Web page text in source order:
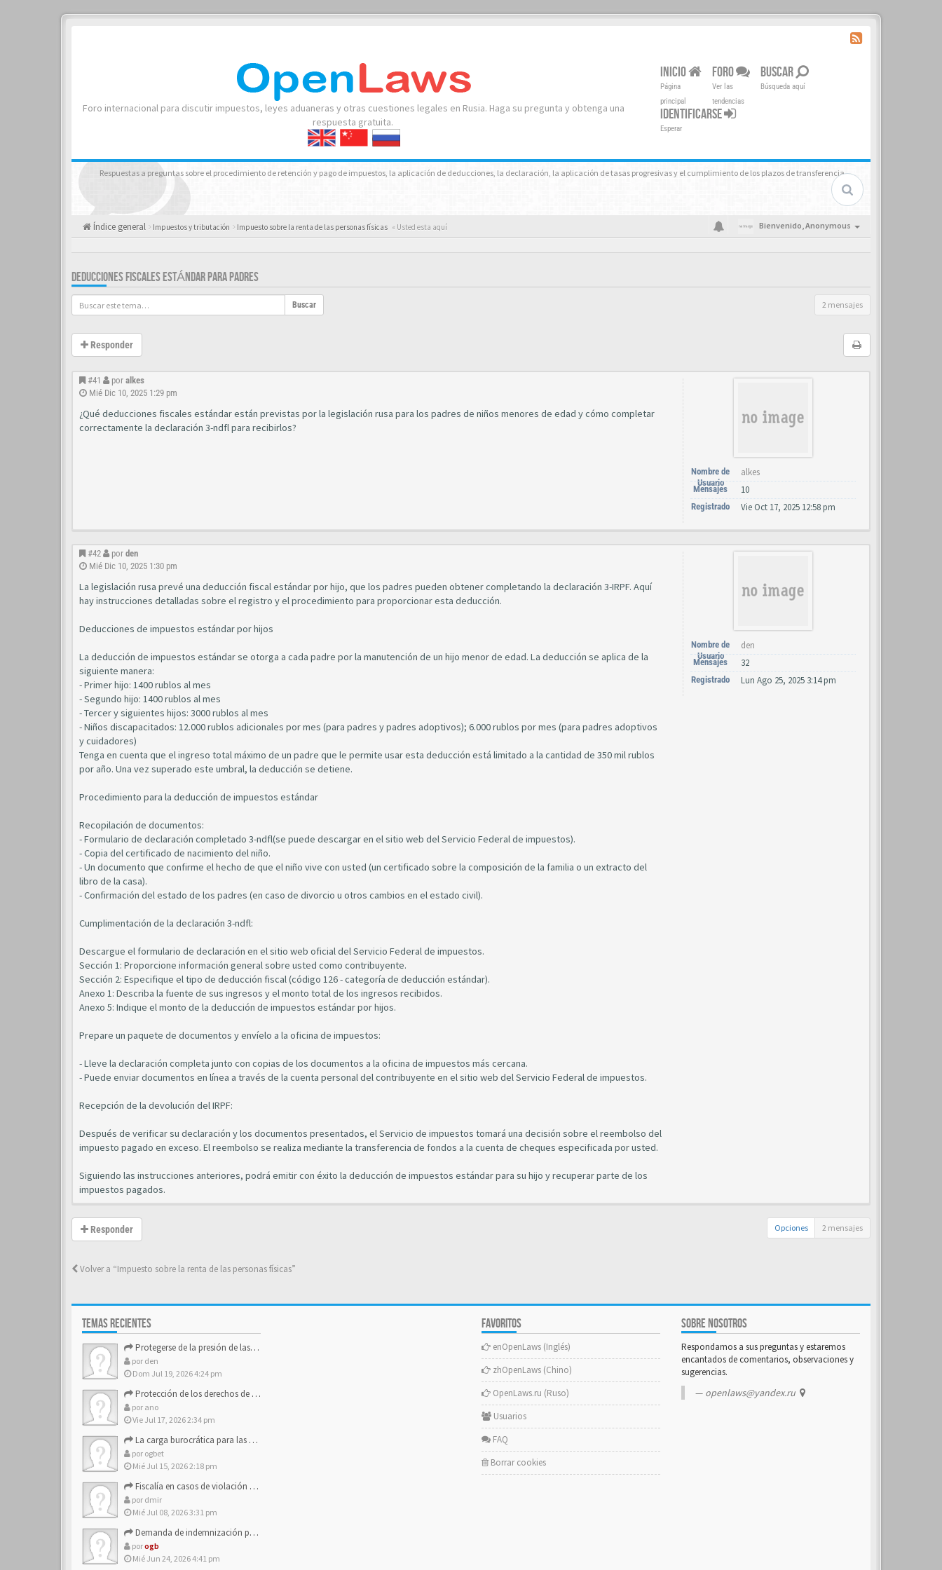
Foro internacional para discutir impuestos, leyes aduaneras y otras cuestiones legales en Rusia. Haga su pregunta y obtenga una
respuesta gratuita.
INICIO
Página
principal
FORO
Ver las
tendencias
BUSCAR
Búsqueda aquí
IDENTIFICARSE
Esperar
Respuestas a preguntas sobre el procedimiento de retención y pago de impuestos, la aplicación de deducciones, la declaración, la aplicación de tasas progresivas y el cumplimiento de los plazos de transferencia.
Índice general Impuestos y tributación Impuesto sobre la renta de las personas físicas « Usted esta aquí Bienvenido,Anonymous
DEDUCCIONES FISCALES ESTÁNDAR PARA PADRES
Buscar 2 mensajes
Responder
#41 por alkes
Mié Dic 10, 2025 1:29 pm
¿Qué deducciones fiscales estándar están previstas por la legislación rusa para los padres de niños menores de edad y cómo completar
correctamente la declaración 3-ndfl para recibirlos?
Nombre de
Usuario
alkes
Mensajes 10
Registrado Vie Oct 17, 2025 12:58 pm
#42 por den
Mié Dic 10, 2025 1:30 pm
La legislación rusa prevé una deducción fiscal estándar por hijo, que los padres pueden obtener completando la declaración 3-IRPF. Aquí
hay instrucciones detalladas sobre el registro y el procedimiento para proporcionar esta deducción.
Deducciones de impuestos estándar por hijos
La deducción de impuestos estándar se otorga a cada padre por la manutención de un hijo menor de edad. La deducción se aplica de la
siguiente manera:
- Primer hijo: 1400 rublos al mes
- Segundo hijo: 1400 rublos al mes
- Tercer y siguientes hijos: 3000 rublos al mes
- Niños discapacitados: 12.000 rublos adicionales por mes (para padres y padres adoptivos); 6.000 rublos por mes (para padres adoptivos
y cuidadores)
Tenga en cuenta que el ingreso total máximo de un padre que le permite usar esta deducción está limitado a la cantidad de 350 mil rublos
por año. Una vez superado este umbral, la deducción se detiene.
Procedimiento para la deducción de impuestos estándar
Recopilación de documentos:
- Formulario de declaración completado 3-ndfl(se puede descargar en el sitio web del Servicio Federal de impuestos).
- Copia del certificado de nacimiento del niño.
- Un documento que confirme el hecho de que el niño vive con usted (un certificado sobre la composición de la familia o un extracto del
libro de la casa).
- Confirmación del estado de los padres (en caso de divorcio u otros cambios en el estado civil).
Cumplimentación de la declaración 3-ndfl:
Descargue el formulario de declaración en el sitio web oficial del Servicio Federal de impuestos.
Sección 1: Proporcione información general sobre usted como contribuyente.
Sección 2: Especifique el tipo de deducción fiscal (código 126 - categoría de deducción estándar).
Anexo 1: Describa la fuente de sus ingresos y el monto total de los ingresos recibidos.
Anexo 5: Indique el monto de la deducción de impuestos estándar por hijos.
Prepare un paquete de documentos y envíelo a la oficina de impuestos:
- Lleve la declaración completa junto con copias de los documentos a la oficina de impuestos más cercana.
- Puede enviar documentos en línea a través de la cuenta personal del contribuyente en el sitio web del Servicio Federal de impuestos.
Recepción de la devolución del IRPF:
Después de verificar su declaración y los documentos presentados, el Servicio de impuestos tomará una decisión sobre el reembolso del
impuesto pagado en exceso. El reembolso se realiza mediante la transferencia de fondos a la cuenta de cheques especificada por usted.
Siguiendo las instrucciones anteriores, podrá emitir con éxito la deducción de impuestos estándar para su hijo y recuperar parte de los
impuestos pagados.
Nombre de
Usuario
den
Mensajes 32
Registrado Lun Ago 25, 2025 3:14 pm
Responder Opciones 2 mensajes
Volver a “Impuesto sobre la renta de las personas físicas”
TEMAS RECIENTES
Protegerse de la presión de las estructuras de control
por den
Dom Jul 19, 2026 4:24 pm
Protección de los derechos de autor y los activos de marca
por ano
Vie Jul 17, 2026 2:34 pm
La carga burocrática para las pequeñas y medianas empresas
por ogbet
Mié Jul 15, 2026 2:18 pm
Fiscalía en casos de violación a los derechos de los consum…
por dmir
Mié Jul 08, 2026 3:31 pm
Demanda de indemnización por daño moral contra la empresa
porogb
Mié Jun 24, 2026 4:41 pm
FAVORITOS
enOpenLaws (Inglés)
zhOpenLaws (Chino)
OpenLaws.ru (Ruso)
Usuarios
FAQ
Borrar cookies
SOBRE NOSOTROS
Respondamos a sus preguntas y estaremos
encantados de comentarios, observaciones y
sugerencias.
openlaws@yandex.ru